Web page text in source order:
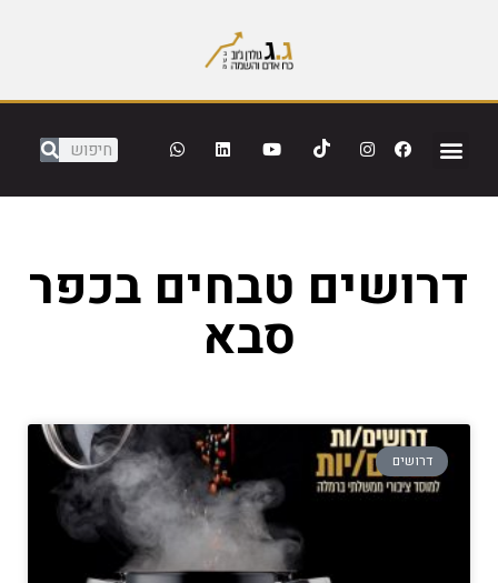
דרושים טבחים בכפר
סבא
דרושים